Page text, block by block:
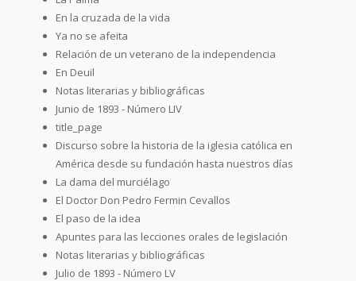
En la cruzada de la vida
Ya no se afeita
Relación de un veterano de la independencia
En Deuil
Notas literarias y bibliográficas
Junio de 1893 - Número LIV
title_page
Discurso sobre la historia de la iglesia católica en
América desde su fundación hasta nuestros días
La dama del murciélago
El Doctor Don Pedro Fermin Cevallos
El paso de la idea
Apuntes para las lecciones orales de legislación
Notas literarias y bibliográficas
Julio de 1893 - Número LV